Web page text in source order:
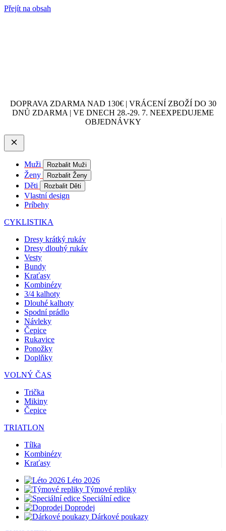
Přejít na obsah
DOPRAVA ZDARMA NAD 130€ | VRÁCENÍ ZBOŽÍ DO 30
DNŮ ZDARMA | VE DNECH 28.-29. 7. NEEXPEDUJEME
OBJEDNÁVKY
Muži Rozbalit Muži
Ženy Rozbalit Ženy
Děti Rozbalit Děti
Vlastní design
Príbehy
CYKLISTIKA
Dresy krátký rukáv
Dresy dlouhý rukáv
Vesty
Bundy
Kraťasy
Kombinézy
3/4 kalhoty
Dlouhé kalhoty
Spodní prádlo
Návleky
Čepice
Rukavice
Ponožky
Doplňky
VOLNÝ ČAS
Trička
Mikiny
Čepice
TRIATLON
Tílka
Kombinézy
Kraťasy
Léto 2026
Týmové repliky
Speciální edice
Doprodej
Dárkové poukazy